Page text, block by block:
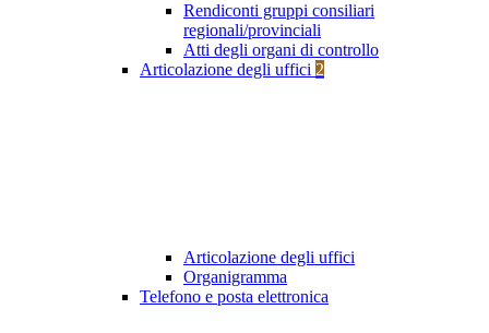
Rendiconti gruppi consiliari
regionali/provinciali
Atti degli organi di controllo
Articolazione degli uffici 2
Articolazione degli uffici
Organigramma
Telefono e posta elettronica